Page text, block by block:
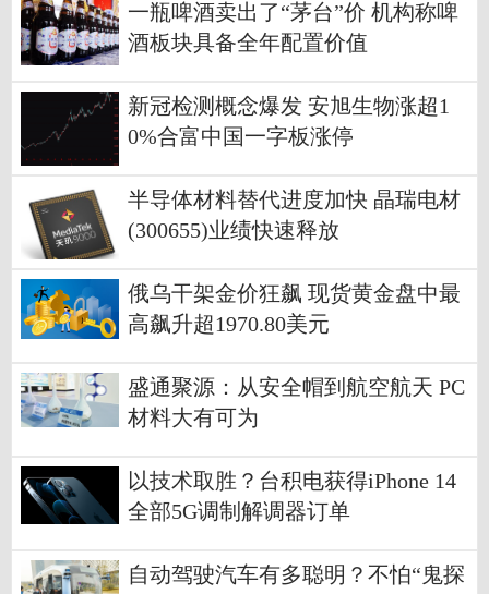
一瓶啤酒卖出了“茅台”价 机构称啤
酒板块具备全年配置价值
新冠检测概念爆发 安旭生物涨超1
0%合富中国一字板涨停
半导体材料替代进度加快 晶瑞电材
(300655)业绩快速释放
俄乌干架金价狂飙 现货黄金盘中最
高飙升超1970.80美元
盛通聚源：从安全帽到航空航天 PC
材料大有可为
以技术取胜？台积电获得iPhone 14
全部5G调制解调器订单
自动驾驶汽车有多聪明？不怕“鬼探